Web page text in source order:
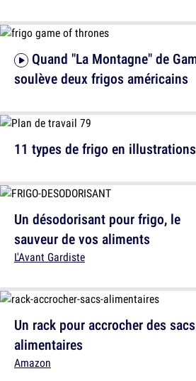
soulève deux frigos américains
Un désodorisant pour frigo, le
sauveur de vos aliments
L'Avant Gardiste
Un rack pour accrocher des sacs
alimentaires
Amazon
11 types de frigo en illustrations